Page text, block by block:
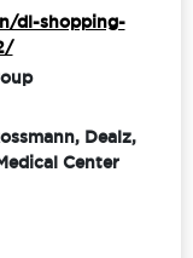
dl-shopping-
Dealz,
Center